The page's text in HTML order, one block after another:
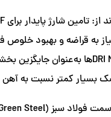
به قراضه و بهبود خلوص
بسیار کمتر نسبت به